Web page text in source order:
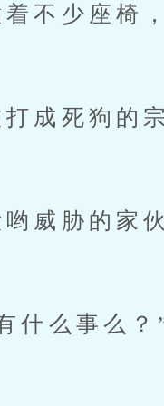
不少座椅
成死狗的
威胁的家
么事么？